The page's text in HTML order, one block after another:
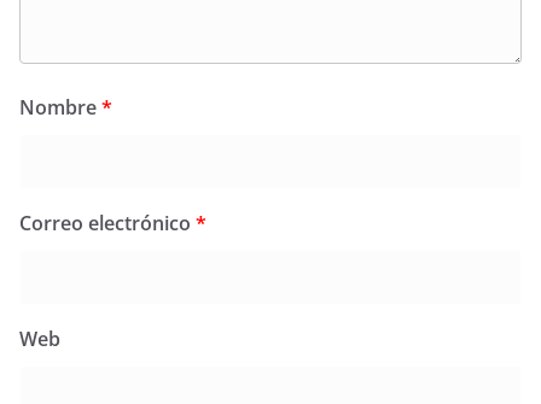
Nombre*
Correo electrónico *
Web